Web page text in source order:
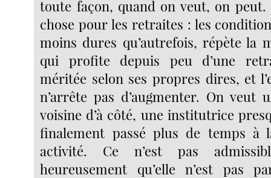
toute façon, quand on veut, on peut.
chose pour les retraites : les
moins dures qu’autrefois, répète la
qui profite depuis peu d’une
méritée selon ses propres dires, et
n’arrête pas d’augmenter. On veut
voisine d’à côté, une institutrice
finalement passé plus de temps à
activité. Ce n’est pas
heureusement qu’elle n’est pas